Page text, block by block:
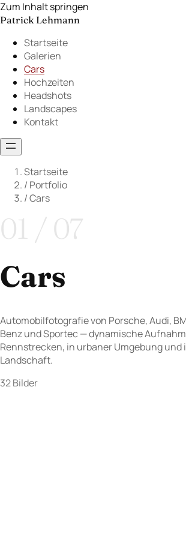
Zum Inhalt springen
Patrick Lehmann
Startseite
Galerien
Cars
Hochzeiten
Headshots
Landscapes
Kontakt
Startseite
/ Portfolio
/Cars
Cars
Automobilfotografie von Porsche, Audi,
Benz und Sportec — dynamische
Rennstrecken, in urbaner Umgebung und
Landschaft.
32 Bilder